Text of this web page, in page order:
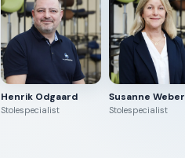
Henrik Odgaard
Stolespecialist
Susanne Weber
Stolespecialist